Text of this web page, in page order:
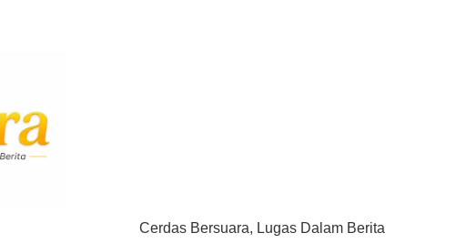
Cerdas Bersuara, Lugas Dalam Berita